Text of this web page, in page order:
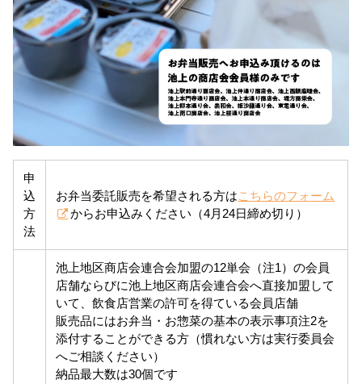
申
込
方
法
お弁当委託販売を希望される方はこちらのフォーム
からお申込みください（4月24日締め切り）
池上地区商店会連合会加盟の12単会（注1）の会員
店舗ならびに池上地区商店会連合会へ直接加盟して
いて、飲食店営業の許可を得ている会員店舗
販売品にはお弁当・お惣菜の基本の表示事項注2を
添付することができる方（慣れない方は実行委員会
へご相談ください）
納品最大数は30個です